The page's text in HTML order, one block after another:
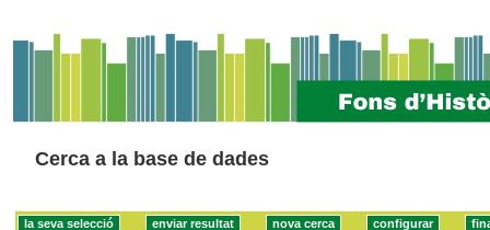
Cerca a la base de dades